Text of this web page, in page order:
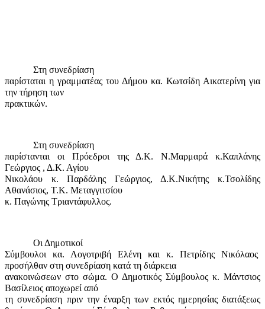
Στη συνεδρίαση
παρίσταται η γραμματέας του Δήμου κα. Κωτσίδη Αικατερίνη για
την τήρηση των
πρακτικών.
Στη συνεδρίαση
παρίστανται οι Πρόεδροι της Δ.Κ. Ν.Μαρμαρά κ.Καπλάνης
Γεώργιος , Δ.Κ. Αγίου
Νικολάου κ. Παρδάλης Γεώργιος, Δ.Κ.Νικήτης κ.Τσολίδης
Αθανάσιος, Τ.Κ. Μεταγγιτσίου
κ. Παγώνης Τριαντάφυλλος.
Οι Δημοτικοί
Σύμβουλοι κα. Λογοτριβή Ελένη και κ. Πετρίδης Νικόλαος
προσήλθαν στη συνεδρίαση κατά τη διάρκεια
ανακοινώσεων στο σώμα. Ο Δημοτικός Σύμβουλος κ. Μάντσιος
Βασίλειος αποχωρεί από
τη συνεδρίαση πριν την έναρξη των εκτός ημερησίας διατάξεως